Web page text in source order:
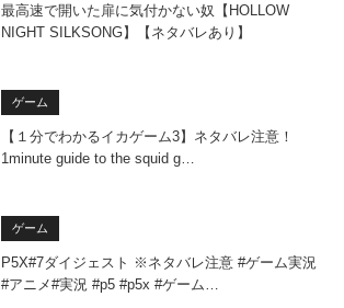
最高速で開いた扉に気付かない奴【HOLLOW
NIGHT SILKSONG】【ネタバレあり】
ゲーム
【１分でわかるイカゲーム3】ネタバレ注意！
1minute guide to the squid g…
ゲーム
P5X#7ダイジェスト ※ネタバレ注意 #ゲーム実況
#アニメ#実況 #p5 #p5x #ゲーム…